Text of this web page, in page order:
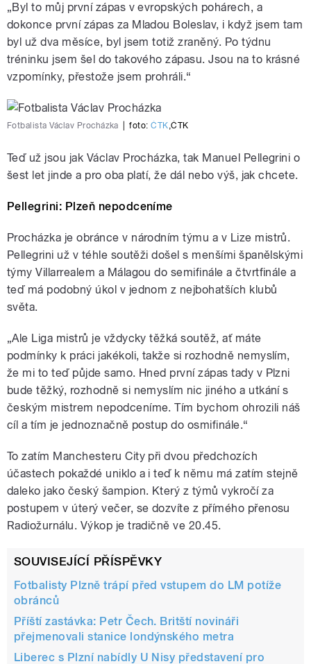
„Byl to můj první zápas v evropských pohárech, a
dokonce první zápas za Mladou Boleslav, i když jsem tam
byl už dva měsíce, byl jsem totiž zraněný. Po týdnu
tréninku jsem šel do takového zápasu. Jsou na to krásné
vzpomínky, přestože jsem prohráli.“
Fotbalista Václav Procházka foto:ČTK,ČTK
Teď už jsou jak Václav Procházka, tak Manuel Pellegrini o
šest let jinde a pro oba platí, že dál nebo výš, jak chcete.
Pellegrini: Plzeň nepodceníme
Procházka je obránce v národním týmu a v Lize mistrů.
Pellegrini už v téhle soutěži došel s menšími španělskými
týmy Villarrealem a Málagou do semifinále a čtvrtfinále a
teď má podobný úkol v jednom z nejbohatších klubů
světa.
„Ale Liga mistrů je vždycky těžká soutěž, ať máte
podmínky k práci jakékoli, takže si rozhodně nemyslím,
že mi to teď půjde samo. Hned první zápas tady v Plzni
bude těžký, rozhodně si nemyslím nic jiného a utkání s
českým mistrem nepodceníme. Tím bychom ohrozili náš
cíl a tím je jednoznačně postup do osmifinále.“
To zatím Manchesteru City při dvou předchozích
účastech pokaždé uniklo a i teď k němu má zatím stejně
daleko jako český šampion. Který z týmů vykročí za
postupem v úterý večer, se dozvíte z přímého přenosu
Radiožurnálu. Výkop je tradičně ve 20.45.
SOUVISEJÍCÍ PŘÍSPĚVKY
Fotbalisty Plzně trápí před vstupem do LM potíže
obránců
Příští zastávka: Petr Čech. Britští novináři
přejmenovali stanice londýnského metra
Liberec s Plzní nabídly U Nisy představení pro